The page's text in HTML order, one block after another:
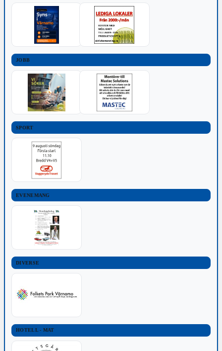
JOBB
SPORT
EVENEMANG
DIVERSE
HOTELL - MAT